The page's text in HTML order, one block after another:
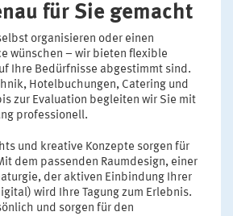
für Sie gemacht
organisieren oder einen
wünschen – wir bieten flexible
Ihre Bedürfnisse abgestimmt sind.
Hotelbuchungen, Catering und
zur Evaluation begleiten wir Sie mit
professionell.
und kreative Konzepte sorgen für
dem passenden Raumdesign, einer
der aktiven Einbindung Ihrer
wird Ihre Tagung zum Erlebnis.
und sorgen für den